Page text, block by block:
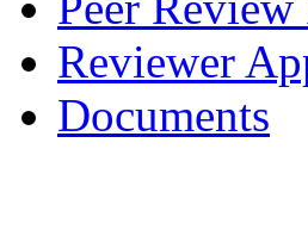
Reviewer
Documents